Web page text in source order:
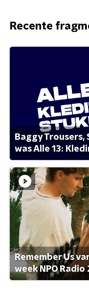
Recente
Baggy Trousers,
was Alle 13:
Remember Us
week NPO Radio